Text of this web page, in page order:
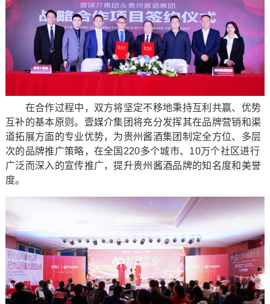
在合作过程中，双方将坚定不移地秉持互利共赢、优势
互补的基本原则。壹媒介集团将充分发挥其在品牌营销和渠
道拓展方面的专业优势，为贵州酱酒集团制定全方位、多层
次的品牌推广策略，在全国220多个城市、10万个社区进行
广泛而深入的宣传推广，提升贵州酱酒品牌的知名度和美誉
度。